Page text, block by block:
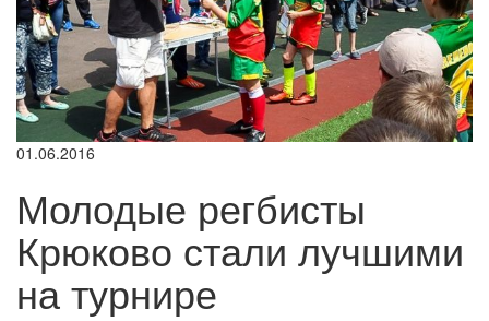
01.06.2016
Молодые регбисты
Крюково стали лучшими
на турнире